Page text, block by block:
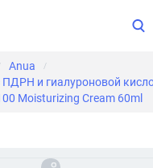
Anua /
и гиалуроновой
Moisturizing Cream 60ml